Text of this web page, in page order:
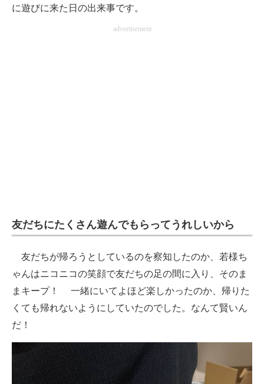
企業向けIT製品の総合サイト
に遊びに来た日の出来事です。
advertisement
友だちにたくさん遊んでもらってうれしいから
友だちが帰ろうとしているのを察知したのか、若様ち
ゃんはニコニコの笑顔で友だちの足の間に入り、そのま
まキープ！ 一緒にいてよほど楽しかったのか、帰りた
くても帰れないようにしていたのでした。なんて賢いん
だ！